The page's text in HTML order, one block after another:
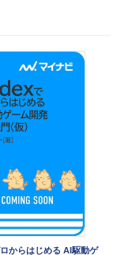
からはじめる AI駆動ゲ